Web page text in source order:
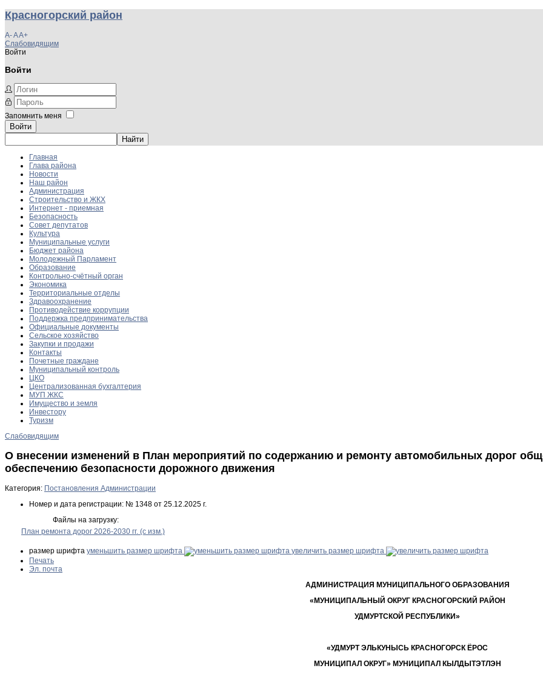
Красногорский район
A-AA+
Слабовидящим
Войти
Войти
Запомнить меня
Войти
Главная
Глава района
Новости
Наш район
Администрация
Строительство и ЖКХ
Интернет - приемная
Безопасность
Совет депутатов
Культура
Муниципальные услуги
Бюджет района
Молодежный Парламент
Образование
Контрольно-счётный орган
Экономика
Территориальные отделы
Здравоохранение
Противодействие коррупции
Поддержка предпринимательства
Официальные документы
Сельское хозяйство
Закупки и продажи
Контакты
Почетные граждане
Муниципальный контроль
ЦКО
Централизованная бухгалтерия
МУП ЖКС
Имущество и земля
Инвестору
Туризм
Слабовидящим
О внесении изменений в План мероприятий по содержанию и ремонту автомобильных дорог
обеспечению безопасности дорожного движения
Категория: Постановления Администрации
Номер и дата регистрации: № 1348 от 25.12.2025 г.
Файлы на загрузку:
План ремонта дорог 2026-2030 гг. (с изм.)
размер шрифта уменьшить размер шрифта
увеличить размер шрифта
Печать
Эл. почта
АДМИНИСТРАЦИЯ МУНИЦИПАЛЬНОГО ОБРАЗОВАНИЯ
«МУНИЦИПАЛЬНЫЙ ОКРУГ КРАСНОГОРСКИЙ РАЙОН
УДМУРТСКОЙ РЕСПУБЛИКИ»
«УДМУРТ ЭЛЬКУНЫСЬ КРАСНОГОРСК ЁРОС
МУНИЦИПАЛ ОКРУГ» МУНИЦИПАЛ КЫЛДЫТЭТЛЭН